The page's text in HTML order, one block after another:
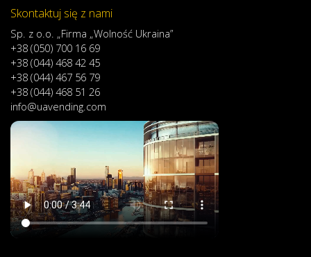
Skontaktuj się z nami
Sp. z o.o. „Firma „Wolność Ukraina”
+38 (050) 700 16 69
+38 (044) 468 42 45
+38 (044) 467 56 79
+38 (044) 468 51 26
info@uavending.com